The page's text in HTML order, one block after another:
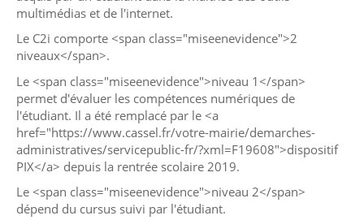
multimédias et de l'internet.
Le C2i comporte <span class="miseenevidence">2
niveaux</span>.
Le <span class="miseenevidence">niveau 1</span>
permet d'évaluer les compétences numériques de
l'étudiant. Il a été remplacé par le <a
href="https://www.cassel.fr/votre-mairie/demarches-
administratives/servicepublic-fr/?xml=F19608">dispositif
PIX</a> depuis la rentrée scolaire 2019.
Le <span class="miseenevidence">niveau 2</span>
dépend du cursus suivi par l'étudiant.